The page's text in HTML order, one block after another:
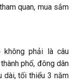
quan, mua sắm
phải là câu
phố, đông dân
dài, tối thiểu 3 năm